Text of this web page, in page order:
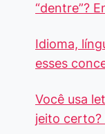
“dentre”?
Idioma,
esses
Você usa
jeito certo?